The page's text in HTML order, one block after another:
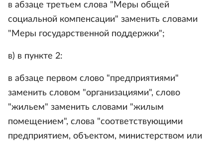
в абзаце третьем слова "Меры общей
социальной компенсации" заменить словами
"Меры государственной поддержки";
в) в пункте 2:
в абзаце первом слово "предприятиями"
заменить словом "организациями", слово
"жильем" заменить словами "жилым
помещением", слова "соответствующими
предприятием, объектом, министерством или